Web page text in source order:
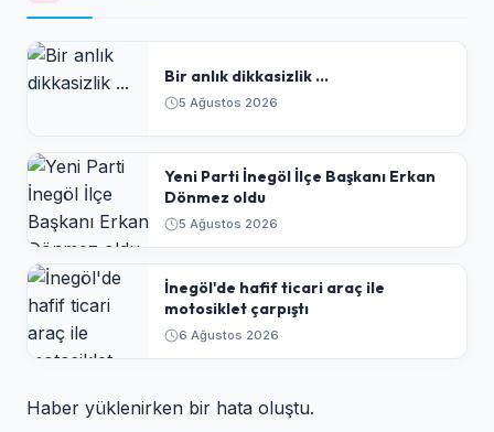
Bir anlık dikkasizlik ...
5 Ağustos 2026
Yeni Parti İnegöl İlçe Başkanı Erkan
Dönmez oldu
5 Ağustos 2026
İnegöl'de hafif ticari araç ile
motosiklet çarpıştı
6 Ağustos 2026
Haber yüklenirken bir hata oluştu.